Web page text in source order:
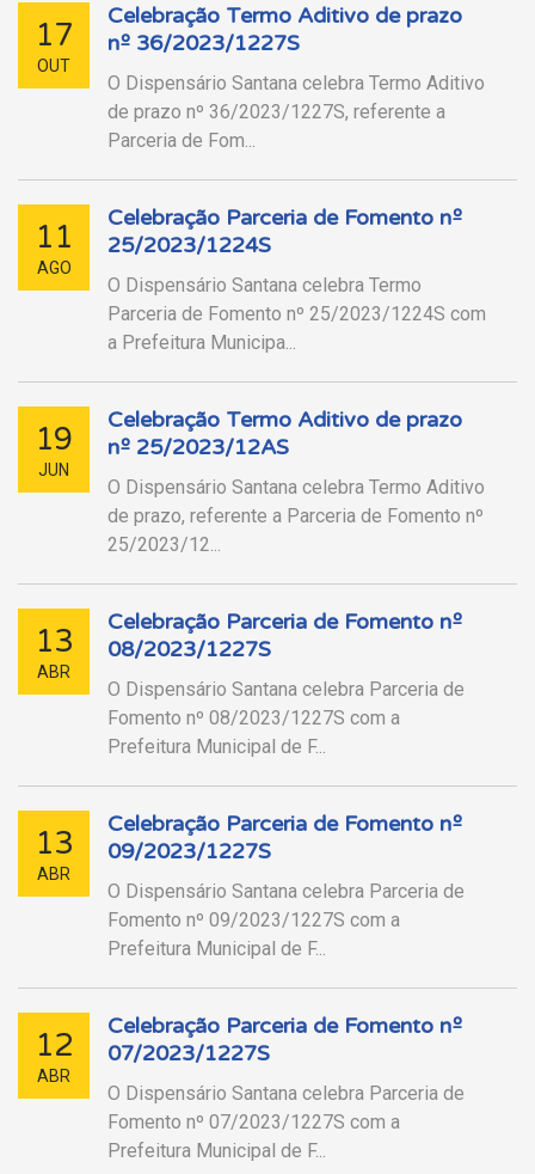
17
OUT
Celebração Termo Aditivo de prazo
nº 36/2023/1227S
O Dispensário Santana celebra Termo Aditivo
de prazo nº 36/2023/1227S, referente a
Parceria de Fom...
11
AGO
Celebração Parceria de Fomento nº
25/2023/1224S
O Dispensário Santana celebra Termo
Parceria de Fomento nº 25/2023/1224S com
a Prefeitura Municipa...
19
JUN
Celebração Termo Aditivo de prazo
nº 25/2023/12AS
O Dispensário Santana celebra Termo Aditivo
de prazo, referente a Parceria de Fomento nº
25/2023/12...
13
ABR
Celebração Parceria de Fomento nº
08/2023/1227S
O Dispensário Santana celebra Parceria de
Fomento nº 08/2023/1227S com a
Prefeitura Municipal de F...
13
ABR
Celebração Parceria de Fomento nº
09/2023/1227S
O Dispensário Santana celebra Parceria de
Fomento nº 09/2023/1227S com a
Prefeitura Municipal de F...
12
ABR
Celebração Parceria de Fomento nº
07/2023/1227S
O Dispensário Santana celebra Parceria de
Fomento nº 07/2023/1227S com a
Prefeitura Municipal de F...